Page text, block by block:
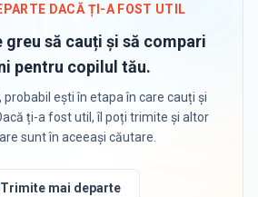
DACĂ ȚI-A FOST UTIL
greu să cauți și să compari
pentru copilul tău.
probabil ești în etapa în care cauți și
ți-a fost util, îl poți trimite și altor
sunt în aceeași căutare.
Trimite mai departe